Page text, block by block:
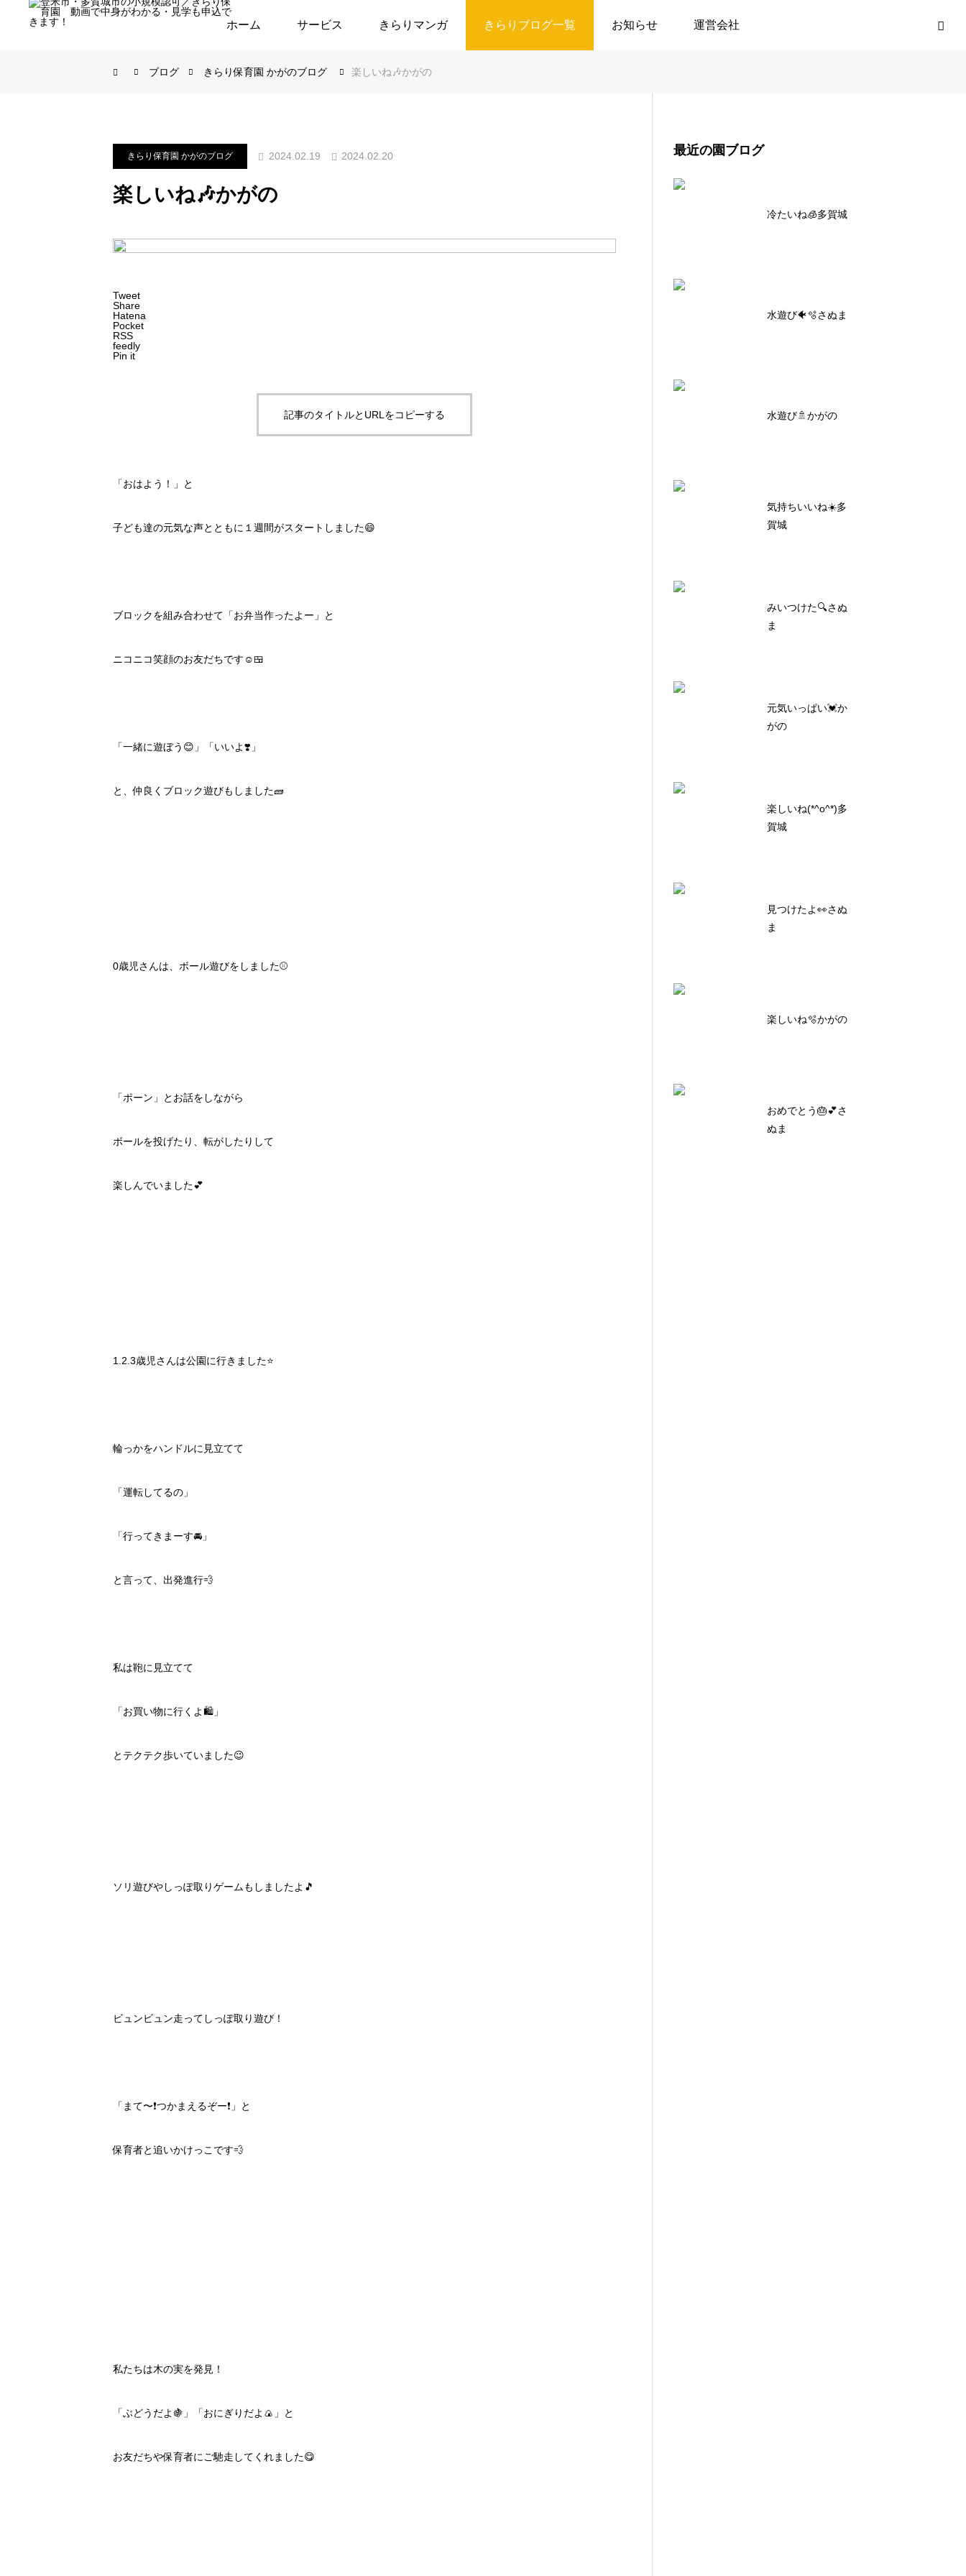
ホーム サービス きらりマンガ きらりブログ一覧 お知らせ 運営会社
ブログ きらり保育園 かがのブログ 楽しいね🎶かがの
きらり保育園 かがのブログ 2024.02.19 2024.02.20
楽しいね🎶かがの
Tweet
Share
Hatena
Pocket
RSS
feedly
Pin it
記事のタイトルとURLをコピーする
「おはよう！」と
子ども達の元気な声とともに１週間がスタートしました😄
ブロックを組み合わせて「お弁当作ったよー」と
ニコニコ笑顔のお友だちです☺️🍱
「一緒に遊ぼう😊」「いいよ❣️」
と、仲良くブロック遊びもしました🧱
0歳児さんは、ボール遊びをしました⚾️
「ポーン」とお話をしながら
ボールを投げたり、転がしたりして
楽しんでいました💕
1.2.3歳児さんは公園に行きました⭐️
輪っかをハンドルに見立てて
「運転してるの」
「行ってきまーす🚘」
と言って、出発進行💨
私は鞄に見立てて
「お買い物に行くよ🛍」
とテクテク歩いていました😉
ソリ遊びやしっぽ取りゲームもしましたよ🎵
ビュンビュン走ってしっぽ取り遊び！
「まて〜❗️つかまえるぞー❗️」と
保育者と追いかけっこです💨
私たちは木の実を発見！
「ぶどうだよ🍇」「おにぎりだよ🍙」と
お友だちや保育者にご馳走してくれました😋
最近の園ブログ
冷たいね🧊多賀城
水遊び🐠🫧さぬま
水遊び🚿かがの
気持ちいいね☀️多
賀城
みいつけた🔍さぬ
ま
元気いっぱい💓か
がの
楽しいね(*^o^*)多
賀城
見つけたよ👀さぬ
ま
楽しいね🫧かがの
おめでとう🎂💕さ
ぬま